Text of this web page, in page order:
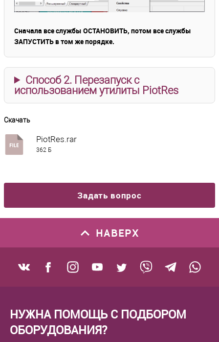
Сначала все службы ОСТАНОВИТЬ, потом все службы
ЗАПУСТИТЬ в том же порядке.
Способ 2. Перезапуск с
использованием утилиты PiotRes
Скачать
PiotRes.rar
362 Б
Задать вопрос
НАВЕРХ
НУЖНА ПОМОЩЬ С ПОДБОРОМ
ОБОРУДОВАНИЯ?